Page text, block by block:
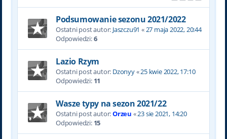
Podsumowanie sezonu 2021/2022
Ostatni post autor: Jaszczu91 «27 maja 2022, 20:44
Odpowiedzi:6
Lazio Rzym
Ostatni post autor: Dzonyy«25 kwie 2022, 17:10
Odpowiedzi: 11
Wasze typy na sezon 2021/22
Ostatni post autor:Orzeu «23 sie 2021, 14:20
Odpowiedzi: 15